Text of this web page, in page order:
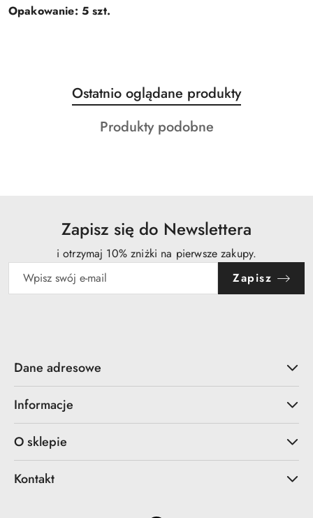
Opakowanie: 5 szt.
Pomiń karuzelę produktów
Produkty
o
statusie:
Ostatnio oglądane produkty
Produkty
Produkty podobne
Zapisz się do Newslettera
i otrzymaj 10% zniżki na pierwsze zakupy.
Zapisz
Dane adresowe
Informacje
O sklepie
Kontakt